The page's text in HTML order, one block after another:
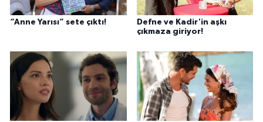
“Anne Yarısı” sete çıktı!
Defne ve Kadir'in aşkı
çıkmaza giriyor!